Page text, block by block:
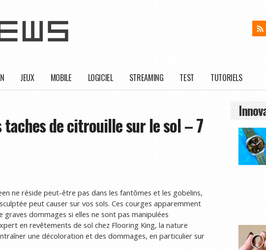
JEUX MOBILE LOGICIEL STREAMING TEST TUTORIELS
de citrouille sur le sol – 7
ne réside peut-être pas dans les fantômes et les gobelins,
peut causer sur vos sols. Ces courges apparemment
dommages si elles ne sont pas manipulées
en revêtements de sol chez Flooring King, la nature
une décoloration et des dommages, en particulier sur